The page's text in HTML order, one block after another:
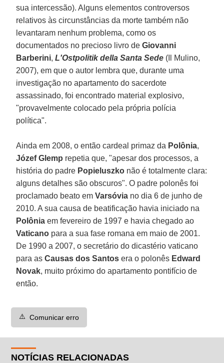
sua intercessão). Alguns elementos controversos
relativos às circunstâncias da morte também não
levantaram nenhum problema, como os
documentados no precioso livro deGiovanni
Barberini,L'Ostpolitik della Santa Sede (Il Mulino,
2007), em que o autor lembra que, durante uma
investigação no apartamento do sacerdote
assassinado, foi encontrado material explosivo,
"provavelmente colocado pela própria polícia
política".
Ainda em 2008, o então cardeal primaz da Polônia,
Józef Glemp repetia que, "apesar dos processos, a
história do padre Popieluszko não é totalmente clara:
alguns detalhes são obscuros". O padre polonês foi
proclamado beato emVarsóvia no dia 6 de junho de
2010. A sua causa de beatificação havia iniciado na
Polôniaem fevereiro de 1997 e havia chegado ao
Vaticano para a sua fase romana em maio de 2001.
De 1990 a 2007, o secretário do dicastério vaticano
para asCausas dos Santosera o polonês Edward
Novak, muito próximo do apartamento pontifício de
então.
⚠️ Comunicar erro
NOTÍCIAS RELACIONADAS